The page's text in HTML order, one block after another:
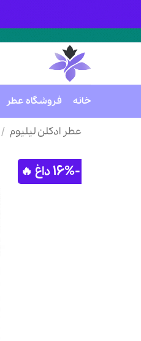
خانه فروشگاه عطر
عطر ادکلن لیلیوم /
-16%